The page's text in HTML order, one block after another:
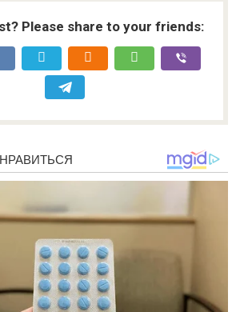
Please share to your friends: